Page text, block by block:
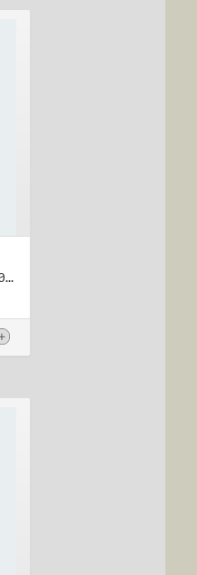
Titel: Fusion von "Bündnis 90" und "Die Grünen" (2)